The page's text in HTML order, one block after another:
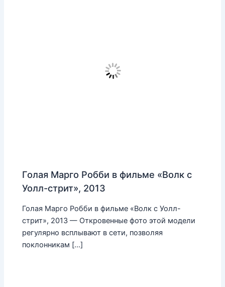
Голая Марго Робби в фильме «Волк с
Уолл-стрит», 2013
Голая Марго Робби в фильме «Волк с Уолл-
стрит», 2013 — Откровенные фото этой модели
регулярно всплывают в сети, позволяя
поклонникам […]